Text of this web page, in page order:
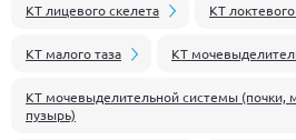
КТ лицевого скелета КТ
КТ малого таза КТ
КТ мочевыделительной системы (почки,
пузырь)